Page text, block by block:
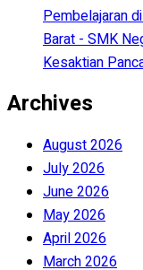
Pembelajaran
Barat - SMK
Kesaktian
Archives
August 2026
July 2026
June 2026
May 2026
April 2026
March 2026